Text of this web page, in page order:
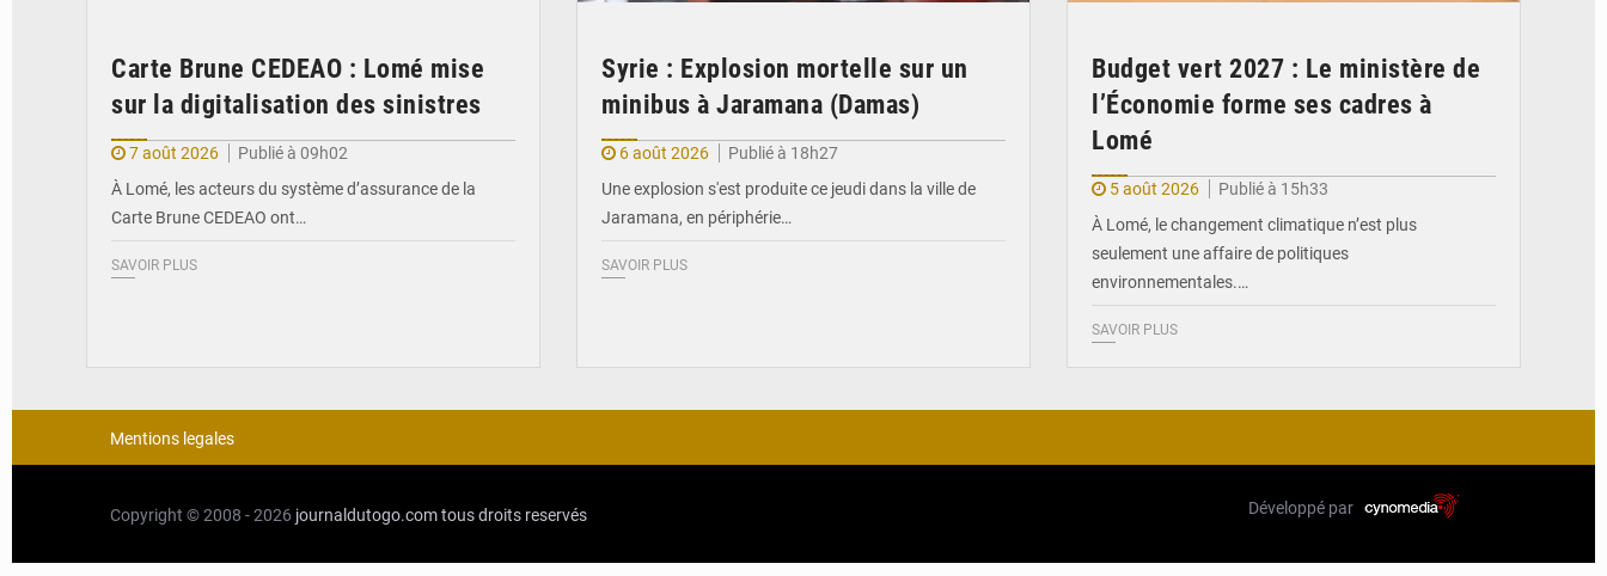
Carte Brune CEDEAO : Lomé mise
sur la digitalisation des sinistres
7 août 2026
Publié à 09h02
À Lomé, les acteurs du système d’assurance de la
Carte Brune CEDEAO ont…
SAVOIR PLUS
Syrie : Explosion mortelle sur un
minibus à Jaramana (Damas)
6 août 2026
Publié à 18h27
Une explosion s'est produite ce jeudi dans la ville de
Jaramana, en périphérie…
SAVOIR PLUS
Budget vert 2027 : Le ministère de
l’Économie forme ses cadres à
Lomé
5 août 2026
Publié à 15h33
À Lomé, le changement climatique n’est plus
seulement une affaire de politiques
environnementales.…
SAVOIR PLUS
Mentions legales
Copyright © 2008 - 2026 journaldutogo.comtous droits reservés Développé par